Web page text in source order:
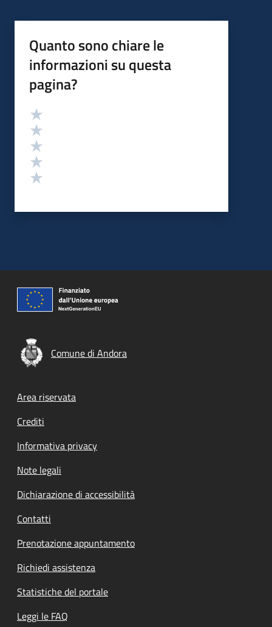
Quanto sono chiare le
informazioni su questa
pagina?
Valutazione
Comune di Andora
Footer menu
Area riservata
Crediti
Informativa privacy
Note legali
Dichiarazione di accessibilità
Contatti
Prenotazione appuntamento
Richiedi assistenza
Statistiche del portale
Leggi le FAQ